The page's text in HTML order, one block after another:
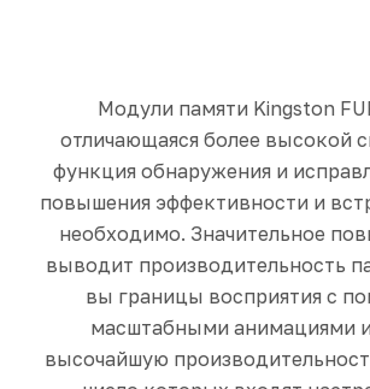
Модули памяти Kingston
отличающаяся более высокой
функция обнаружения и
повышения эффективности и
необходимо. Значительное
выводит производительность
вы границы восприятия с
масштабными анимациями и
высочайшую